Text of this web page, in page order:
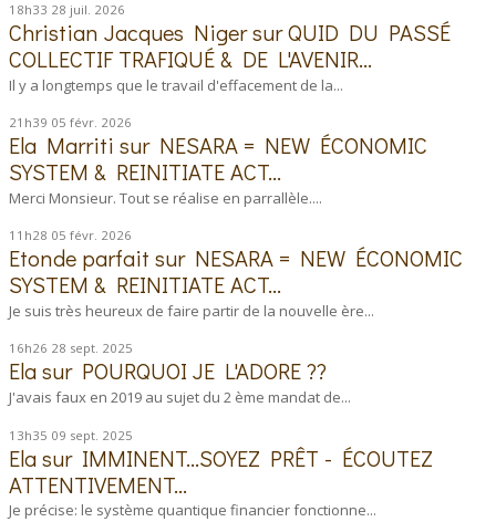
18h33 28 juil. 2026
Christian Jacques NigersurQUID DU PASSÉ
COLLECTIF TRAFIQUÉ & DE L'AVENIR...
Il y a longtemps que le travail d'effacement de la...
21h39 05 févr. 2026
Ela Marriti sur NESARA = NEW ÉCONOMIC
SYSTEM & REINITIATE ACT...
Merci Monsieur. Tout se réalise en parrallèle....
11h28 05 févr. 2026
Etonde parfait sur NESARA = NEW ÉCONOMIC
SYSTEM & REINITIATE ACT...
Je suis très heureux de faire partir de la nouvelle ère...
16h26 28 sept. 2025
Elasur POURQUOI JE L'ADORE ??
J'avais faux en 2019 au sujet du 2 ème mandat de...
13h35 09 sept. 2025
Elasur IMMINENT...SOYEZ PRÊT - ÉCOUTEZ
ATTENTIVEMENT...
Je précise: le système quantique financier fonctionne...